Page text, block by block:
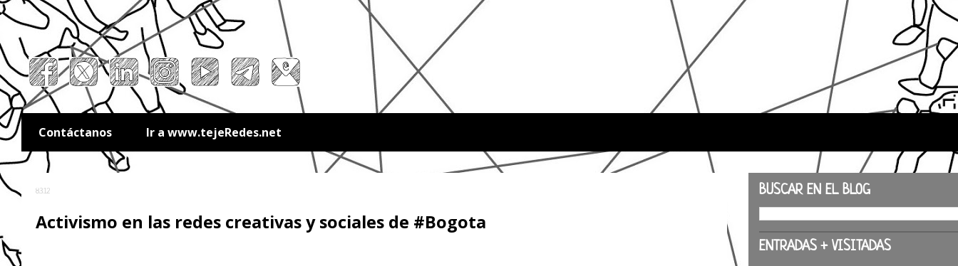
Contáctanos Ir a www.tejeRedes.net
8.3.12
Activismo en las redes creativas y sociales de #Bogota
BUSCAR EN EL BLOG
ENTRADAS + VISITADAS